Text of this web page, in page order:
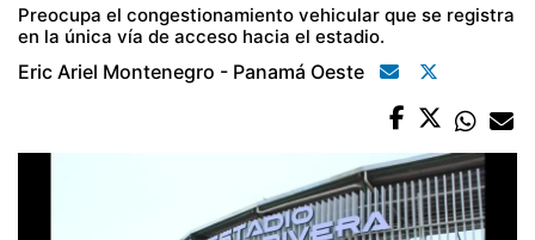
Preocupa el congestionamiento vehicular que se registra
en la única vía de acceso hacia el estadio.
Eric Ariel Montenegro - Panamá Oeste